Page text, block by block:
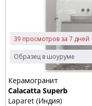
Образец в шоуруме
39 просмотров за 7 дней
Керамогранит
Calacatta Superb
Laparet (Индия)